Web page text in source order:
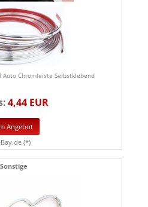
Chromleiste Selbstklebend
4,44 EUR
Angebot
(*)
Sonstige